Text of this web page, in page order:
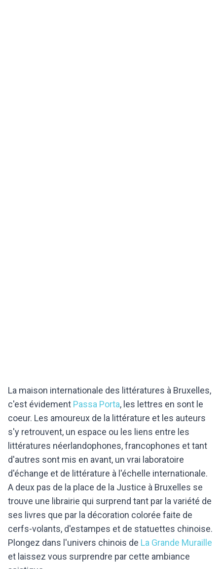
La maison internationale des littératures à Bruxelles,
c'est évidement Passa Porta, les lettres en sont le
coeur. Les amoureux de la littérature et les auteurs
s'y retrouvent, un espace ou les liens entre les
littératures néerlandophones, francophones et tant
d'autres sont mis en avant, un vrai laboratoire
d'échange et de littérature à l'échelle internationale.
A deux pas de la place de la Justice à Bruxelles se
trouve une librairie qui surprend tant par la variété de
ses livres que par la décoration colorée faite de
cerfs-volants, d'estampes et de statuettes chinoise.
Plongez dans l'univers chinois de La Grande Muraille
et laissez vous surprendre par cette ambiance